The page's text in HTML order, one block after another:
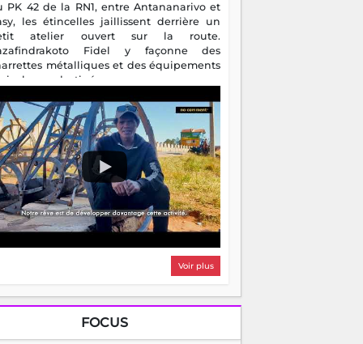
PK 42 de la RN1, entre Antananarivo et
les étincelles jaillissent derrière un
atelier ouvert sur la route.
Fidel y façonne des
métalliques et des équipements
destinés aux campagnes
il perpétue un métier discret mais
Voir plus
FOCUS